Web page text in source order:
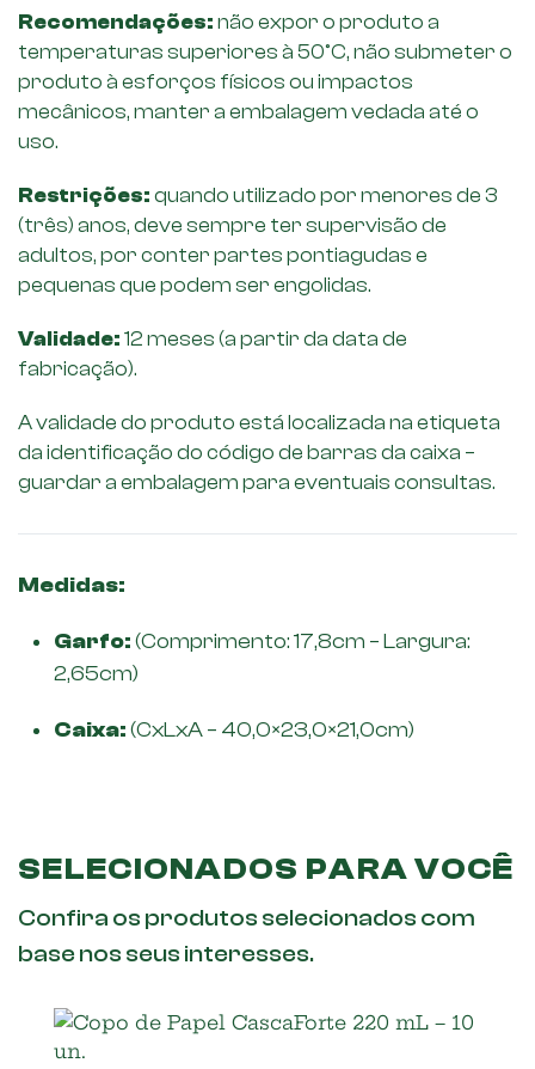
Recomendações: não expor o produto a
temperaturas superiores à 50°C, não submeter o
produto à esforços físicos ou impactos
mecânicos, manter a embalagem vedada até o
uso.
Restrições: quando utilizado por menores de 3
(três) anos, deve sempre ter supervisão de
adultos, por conter partes pontiagudas e
pequenas que podem ser engolidas.
Validade: 12 meses (a partir da data de
fabricação).
A validade do produto está localizada na etiqueta
da identificação do código de barras da caixa –
guardar a embalagem para eventuais consultas.
Medidas:
Garfo:(Comprimento: 17,8cm – Largura:
2,65cm)
Caixa:(CxLxA – 40,0×23,0×21,0cm)
SELECIONADOS PARA VOCÊ
Confira os produtos selecionados com
base nos seus interesses.